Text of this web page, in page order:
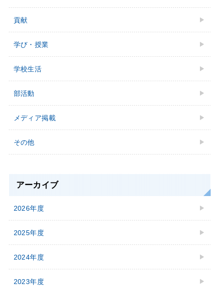
貢献
学び・授業
学校⽣活
部活動
メディア掲載
その他
アーカイブ
2026年度
2025年度
2024年度
2023年度